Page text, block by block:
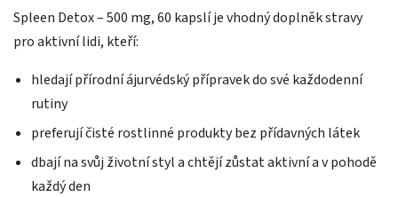
Spleen Detox – 500 mg, 60 kapslí je vhodný doplněk stravy
pro aktivní lidi, kteří:
hledají přírodní ájurvédský přípravek do své každodenní
rutiny
preferují čisté rostlinné produkty bez přídavných látek
dbají na svůj životní styl a chtějí zůstat aktivní a v pohodě
každý den